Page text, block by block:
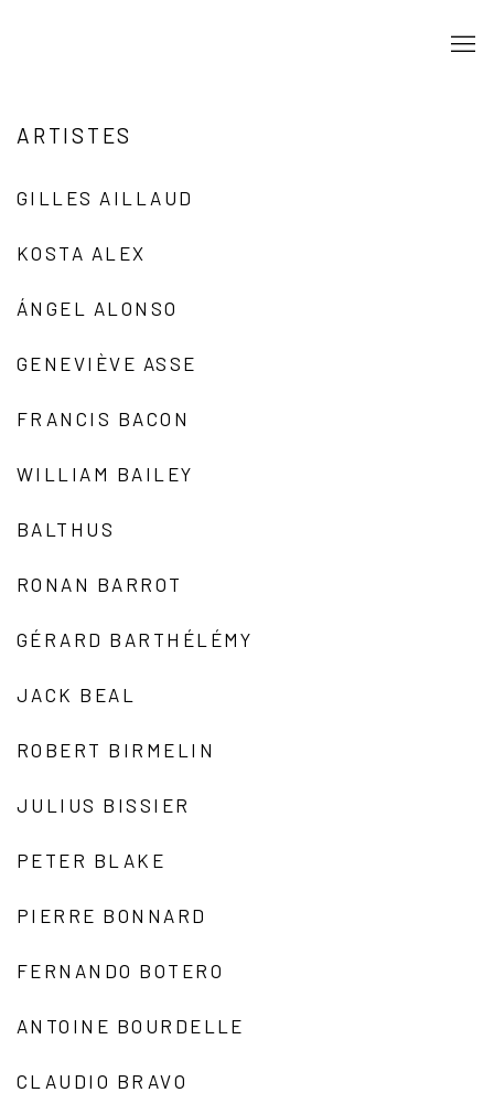
ARTISTES
GILLES AILLAUD
KOSTA ALEX
ÁNGEL ALONSO
GENEVIÈVE ASSE
FRANCIS BACON
WILLIAM BAILEY
BALTHUS
RONAN BARROT
GÉRARD BARTHÉLÉMY
JACK BEAL
ROBERT BIRMELIN
JULIUS BISSIER
PETER BLAKE
PIERRE BONNARD
FERNANDO BOTERO
ANTOINE BOURDELLE
CLAUDIO BRAVO